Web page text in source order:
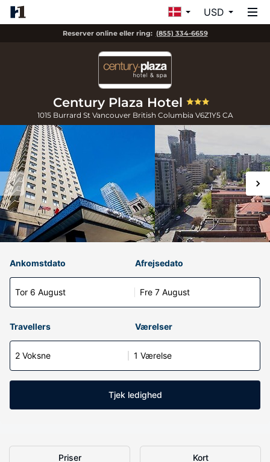
USD
Reserver online eller ring: (855) 334-6659
Century Plaza Hotel
1015 Burrard St Vancouver British Columbia V6Z1Y5 CA
Ankomstdato
Tor 6 August
Afrejsedato
Fre 7 August
Travellers Værelser
2 Voksne 1 Værelse
Tjek ledighed
Priser Kort